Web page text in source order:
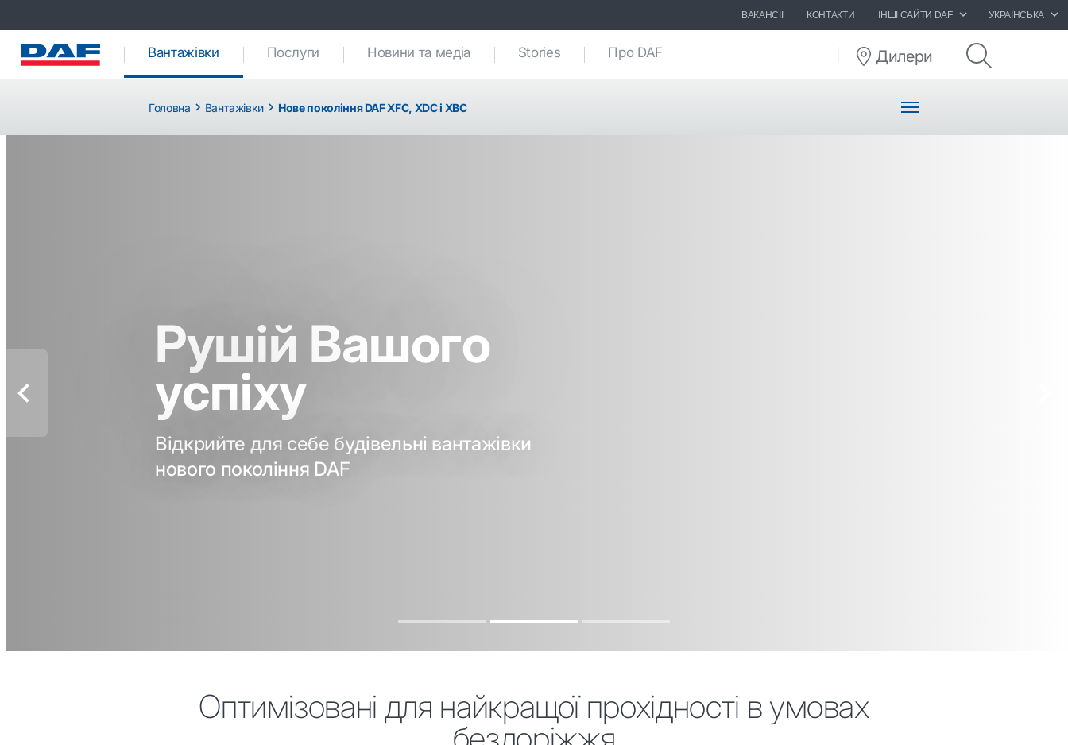
ВАКАНСІЇ КОНТАКТИ ІНШІ САЙТИ DAF УКРАЇНСЬКА
Вантажівки (current)Послуги Новини та медіа Stories Про DAF Дилери
Головна Вантажівки Нове покоління DAF XFC, XDC і XBC
Рушій Вашого
успіху
Відкрийте для себе будівельні вантажівки
нового покоління DAF
Оптимізовані для найкращої прохідності в умовах